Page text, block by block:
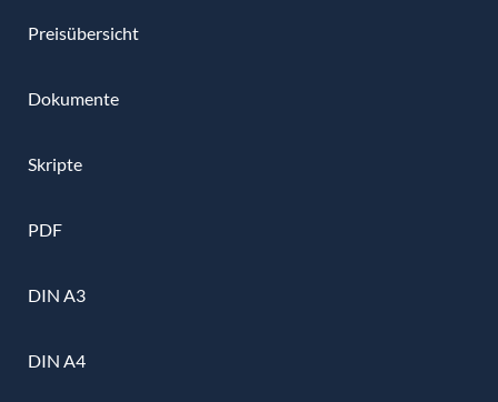
Preisübersicht
Dokumente
Skripte
PDF
DIN A3
DIN A4